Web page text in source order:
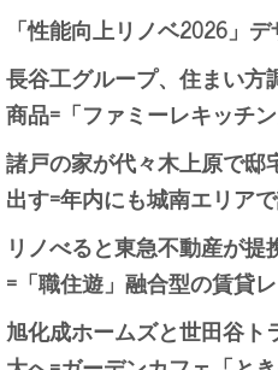
「性能向上リノベ2026」
長谷工グループ、住まい
商品=「ファミーレキッチ
諸戸の家が代々木上原で邸
出す=年内にも城南エリア
リノべると東急不動産が
=「職住遊」融合型の賃貸
旭化成ホームズと世田谷